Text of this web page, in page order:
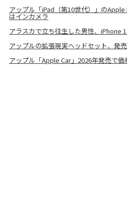
アップル「iPad（第10世代）」の
はインカメラ
アラスカで立ち往生した男性、iPhone
アップルの拡張現実ヘッドセット、発
アップル「Apple Car」2026年発売で価